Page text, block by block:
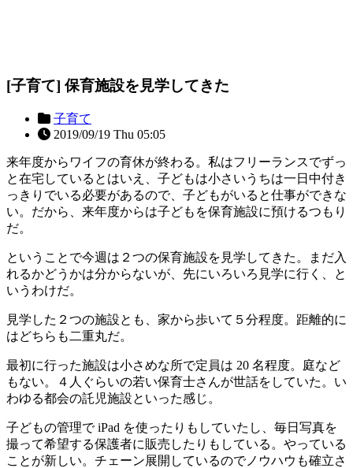
[子育て] 保育施設を見学してきた
子育て
2019/09/19 Thu 05:05
来年度からワイフの育休が終わる。私はフリーランスでずっ
と在宅しているとはいえ、子どもは小さいうちは一日中付き
っきりでいる必要があるので、子どもがいると仕事ができな
い。だから、来年度からは子どもを保育施設に預けるつもり
だ。
ということで今週は２つの保育施設を見学してきた。まだ入
れるかどうかは分からないが、先にいろいろ見学に行く、と
いうわけだ。
見学した２つの施設とも、家から歩いて５分程度。距離的に
はどちらも二重丸だ。
最初に行った施設は小さめな所で定員は 20 名程度。庭など
もない。４人ぐらいの若い保育士さんが世話をしていた。い
わゆる都会の託児施設といった感じ。
子どもの管理で iPad を使ったりもしていたし、毎日写真を
撮って希望する保護者に販売したりもしている。やっている
ことが新しい。チェーン展開しているのでノウハウも確立さ